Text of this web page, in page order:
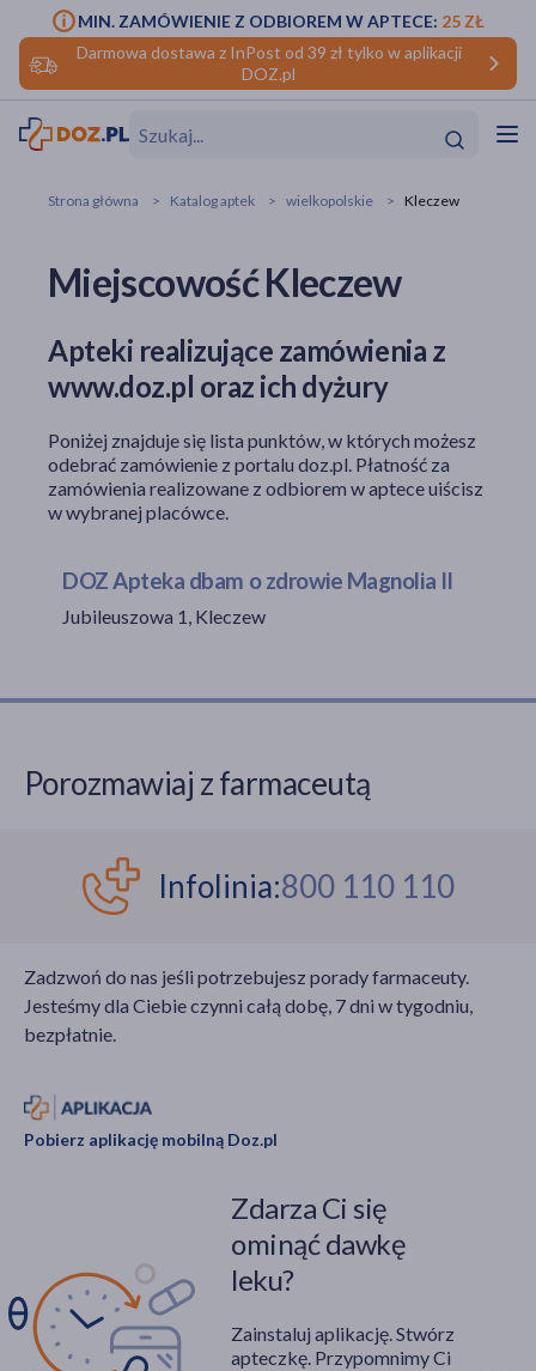
Darmowa dostawa z InPost od 39 zł tylko w aplikacji
DOZ.pl
MIN. ZAMÓWIENIE Z ODBIOREM W APTECE: 25 ZŁ
makijażu
Strona główna Katalog aptek wielkopolskie Kleczew
Miejscowość Kleczew
Apteki realizujące zamówienia z
www.doz.pl oraz ich dyżury
Poniżej znajduje się lista punktów, w których możesz
odebrać zamówienie z portalu doz.pl. Płatność za
zamówienia realizowane z odbiorem w aptece uiścisz
w wybranej placówce.
DOZ Apteka dbam o zdrowie Magnolia II
Jubileuszowa 1, Kleczew
Porozmawiaj z farmaceutą
Infolinia:800 110 110
Zadzwoń do nas jeśli potrzebujesz porady farmaceuty.
Jesteśmy dla Ciebie czynni całą dobę, 7 dni w tygodniu,
bezpłatnie.
Pobierz aplikację mobilną Doz.pl
Zdarza Ci się
ominąć dawkę
leku?
Zainstaluj aplikację. Stwórz
apteczkę. Przypomnimy Ci